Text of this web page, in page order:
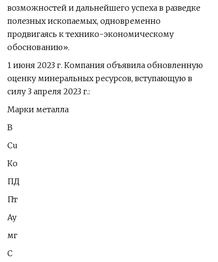
возможностей и дальнейшего успеха в разведке
полезных ископаемых, одновременно
продвигаясь к технико-экономическому
обоснованию».
1 июня 2023 г. Компания объявила обновленную
оценку минеральных ресурсов, вступающую в
силу 3 апреля 2023 г.:
Марки металла
В
Cu
Ко
ПД
Пт
Ау
мг
С